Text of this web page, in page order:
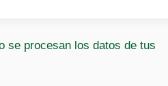
se procesan los datos de tus